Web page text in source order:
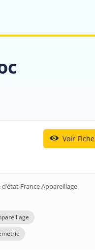
Voir Fiche
France Appareillage